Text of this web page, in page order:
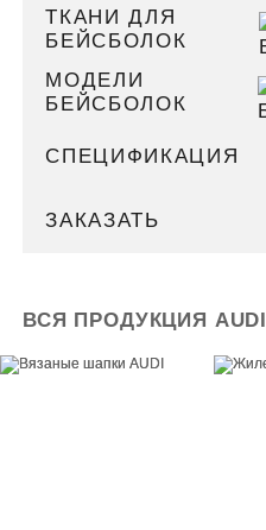
ТКАНИ ДЛЯ
БЕЙСБОЛОК
МОДЕЛИ
БЕЙСБОЛОК
СПЕЦИФИКАЦИЯ
ЗАКАЗАТЬ
ВСЯ ПРОДУКЦИЯ AUDI